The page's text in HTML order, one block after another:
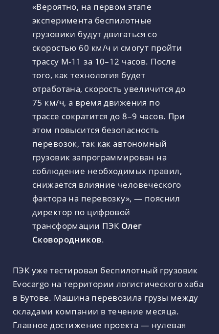
«Вероятно, на первом этапе
эксперимента беспилотные
грузовики будут двигаться со
скоростью 60 км/ч и смогут пройти
трассу М-11 за 10–12 часов. После
того, как технология будет
отработана, скорость увеличится до
75 км/ч, а время движения по
трассе сократится до 8–9 часов. При
этом повысится безопасность
перевозок, так как автономный
грузовик запрограммирован на
соблюдение необходимых правил,
снижается влияние человеческого
фактора на перевозку», — пояснил
директор по цифровой
трансформации ПЭК Олег
Сковородников.
ПЭК уже тестировал беспилотный грузовик
Evocargo на территории логистического хаба
в Бутове. Машина перевозила грузы между
складами компании в течение месяца.
Главное достижение проекта — нулевая